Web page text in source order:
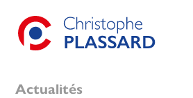
Actualités